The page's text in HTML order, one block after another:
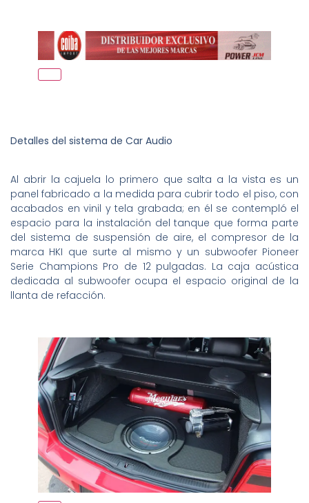
Detalles del sistema de Car Audio
Al abrir la cajuela lo primero que salta a la vista es un
panel fabricado a la medida para cubrir todo el piso, con
acabados en vinil y tela grabada; en él se contempló el
espacio para la instalación del tanque que forma parte
del sistema de suspensión de aire, el compresor de la
marca HKI que surte al mismo y un subwoofer Pioneer
Serie Champions Pro de 12 pulgadas. La caja acústica
dedicada al subwoofer ocupa el espacio original de la
llanta de refacción.